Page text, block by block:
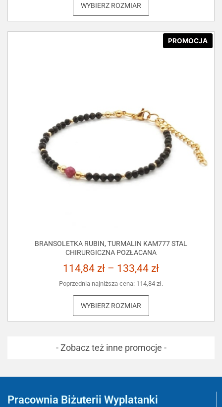
WYBIERZ ROZMIAR
PROMOCJA
BRANSOLETKA RUBIN, TURMALIN KAM777 STAL
CHIRURGICZNA POZŁACANA
114,84 zł – 133,44 zł
Poprzednia najniższa cena: 114,84 zł.
WYBIERZ ROZMIAR
- Zobacz też inne promocje -
Pracownia Biżuterii Wyplatanki